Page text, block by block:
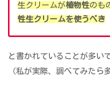
生クリームが植物性のも
性生クリームを使うべき
と書かれていることが多い
（私が実際、調べてみたら